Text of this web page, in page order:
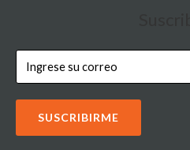
SUSCRIBIRME